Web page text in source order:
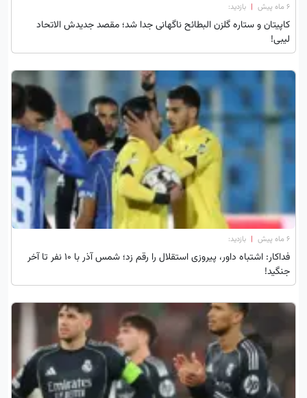
۶ ماه پیش | بازدید:
کاپیتان و ستاره گلزن البطائح ناگهانی جدا شد؛ مقصد جدیدش الاتحاد
لیبی!
۶ ماه پیش | بازدید:
فداکار: اشتباه داور، پیروزی استقلال را رقم زد؛ شمس آذر با 10 نفر تا آخر
جنگید!